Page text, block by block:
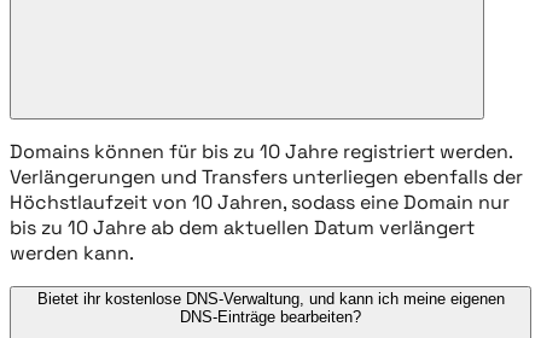
Domains können für bis zu 10 Jahre registriert werden.
Verlängerungen und Transfers unterliegen ebenfalls der
Höchstlaufzeit von 10 Jahren, sodass eine Domain nur
bis zu 10 Jahre ab dem aktuellen Datum verlängert
werden kann.
Bietet ihr kostenlose DNS-Verwaltung, und kann ich meine eigenen
DNS-Einträge bearbeiten?